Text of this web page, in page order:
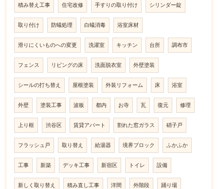
積み替え工事 住宅改修 手すりの取り付け シリンダー錠
取り付け 防蟻処理 白蟻消毒 浴室床材
滑りにくいものへの変更 洗濯室 キッチン 台所 調布市
フェンス リビングの床 洗面脱衣室 外壁塗装
シールの打ち替え 屋根塗装 外装リフォーム 床 浴室
外壁 塗装工事 波板 都内 お寺 瓦 復元 修理
上り框 渋谷区 賃貸アパート 割れた窓ガラス 硝子戸
フラッシュ戸 取り替え 給湯器 境界ブロック ふかふか
工事 新築 デッキ工事 新宿区 トイレ 設備
新しく取り替え 積み直し工事 洋間 外階段 踊り場